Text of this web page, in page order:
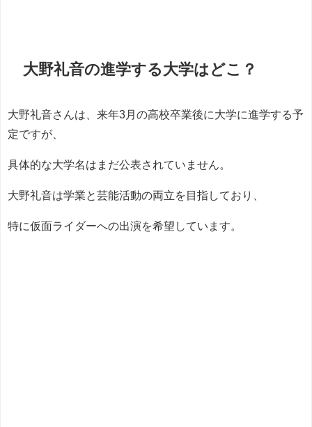
大野礼音の進学する大学はどこ？
大野礼音さんは、来年3月の高校卒業後に大学に進学する予
定ですが、
具体的な大学名はまだ公表されていません。
大野礼音は学業と芸能活動の両立を目指しており、
特に仮面ライダーへの出演を希望しています。